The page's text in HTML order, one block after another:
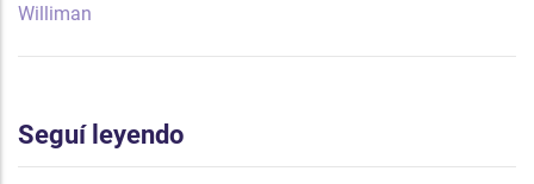
Williman
Seguí leyendo